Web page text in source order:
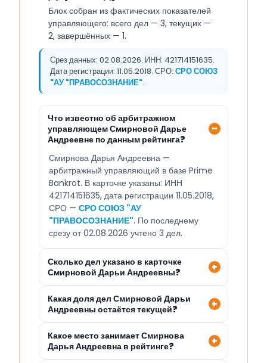
Блок собран из фактических показателей
управляющего: всего дел — 3, текущих —
2, завершённых — 1.
Срез данных: 02.08.2026. ИНН: 421714151635.
Дата регистрации: 11.05.2018. СРО: СРО СОЮЗ
"АУ "ПРАВОСОЗНАНИЕ".
Что известно об арбитражном
управляющем Смирновой Дарье
Андреевне по данным рейтинга?
Смирнова Дарья Андреевна —
арбитражный управляющий в базе Prime
Bankrot. В карточке указаны: ИНН
421714151635, дата регистрации 11.05.2018,
СРО — СРО СОЮЗ "АУ
"ПРАВОСОЗНАНИЕ". По последнему
срезу от 02.08.2026 учтено 3 дел.
Сколько дел указано в карточке
Смирновой Дарьи Андреевны?
Какая доля дел Смирновой Дарьи
Андреевны остаётся текущей?
Какое место занимает Смирнова
Дарья Андреевна в рейтинге?